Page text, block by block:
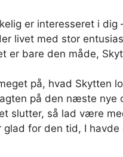
er interesseret i dig
livet med stor
er bare den måde,
på, hvad Skytten
på den næste nye
slutter, så lad være
for den tid, I havde